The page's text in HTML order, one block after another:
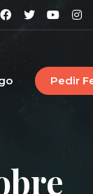
Pedir